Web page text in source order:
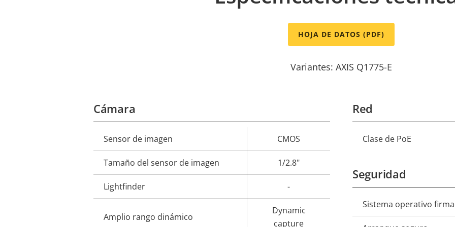
HOJA DE DATOS (PDF)
Variantes: AXIS Q1775-E
Cámara
Descripción
de
propiedad
propiedad
Sensor de imagen CMOS
Tamaño del sensor de imagen 1/2.8"
Lightfinder -
Amplio rango dinámico
Dynamic
capture
Red
Descripción
propiedad
Clase de PoE
Seguridad
Descripción
de
Sistema operativo